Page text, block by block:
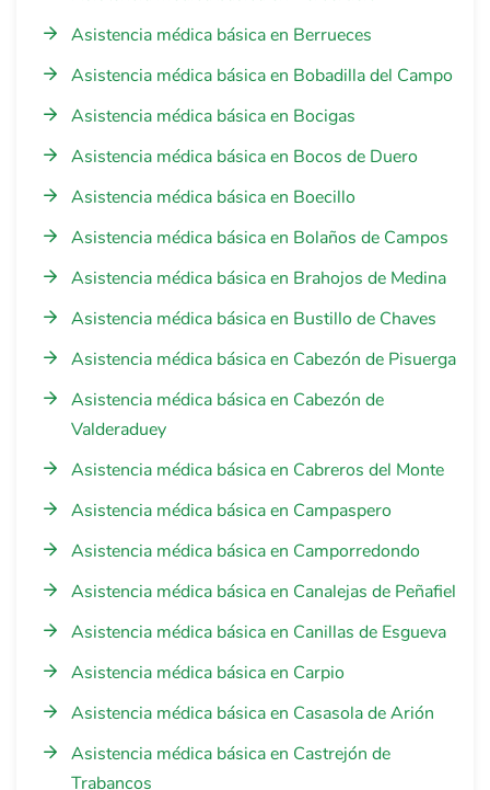
Asistencia médica básica en Berrueces
Asistencia médica básica en Bobadilla del Campo
Asistencia médica básica en Bocigas
Asistencia médica básica en Bocos de Duero
Asistencia médica básica en Boecillo
Asistencia médica básica en Bolaños de Campos
Asistencia médica básica en Brahojos de Medina
Asistencia médica básica en Bustillo de Chaves
Asistencia médica básica en Cabezón de Pisuerga
Asistencia médica básica en Cabezón de
Valderaduey
Asistencia médica básica en Cabreros del Monte
Asistencia médica básica en Campaspero
Asistencia médica básica en Camporredondo
Asistencia médica básica en Canalejas de Peñafiel
Asistencia médica básica en Canillas de Esgueva
Asistencia médica básica en Carpio
Asistencia médica básica en Casasola de Arión
Asistencia médica básica en Castrejón de
Trabancos